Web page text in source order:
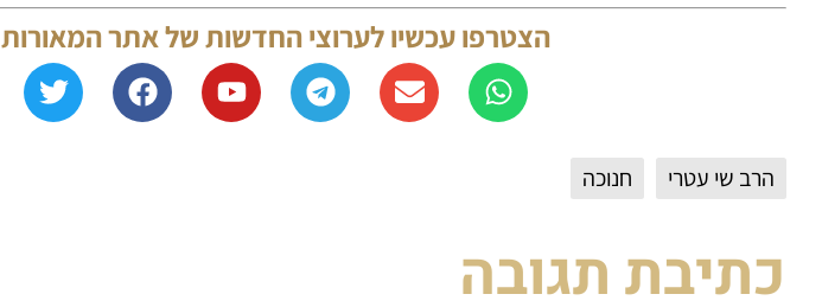
הצטרפו עכשיו לערוצי החדשות של אתר המאורות
הרב שי עטרי חנוכה
כתיבת תגובה